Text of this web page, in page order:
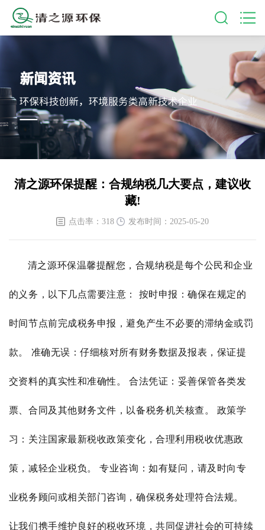
清之源环保提醒：合规纳税几大要点，建议收
藏!
点击率：318 发布时间：2025-05-20
清之源环保温馨提醒您，合规纳税是每个公民和企业
的义务，以下几点需要注意： 按时申报：确保在规定的
时间节点前完成税务申报，避免产生不必要的滞纳金或罚
款。 准确无误：仔细核对所有财务数据及报表，保证提
交资料的真实性和准确性。 合法凭证：妥善保管各类发
票、合同及其他财务文件，以备税务机关核查。 政策学
习：关注国家最新税收政策变化，合理利用税收优惠政
策，减轻企业税负。 专业咨询：如有疑问，请及时向专
业税务顾问或相关部门咨询，确保税务处理符合法规。
让我们携手维护良好的税收环境，共同促进社会的可持续